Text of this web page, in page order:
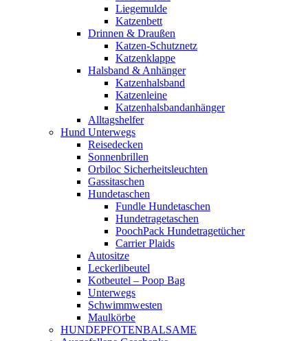
Liegemulde
Katzenbett
Drinnen & Draußen
Katzen-Schutznetz
Katzenklappe
Halsband & Anhänger
Katzenhalsband
Katzenleine
Katzenhalsbandanhänger
Alltagshelfer
Hund Unterwegs
Reisedecken
Sonnenbrillen
Orbiloc Sicherheitsleuchten
Gassitaschen
Hundetaschen
Fundle Hundetaschen
Hundetragetaschen
PoochPack Hundetragetücher
Carrier Plaids
Autositze
Leckerlibeutel
Kotbeutel – Poop Bag
Unterwegs
Schwimmwesten
Maulkörbe
HUNDEPFOTENBALSAME